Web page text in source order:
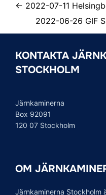
← 2022-07-11
2022-06-26 GIF
KONTAKTA
STOCKHOLM
Järnkaminerna
Box 92091
120 07 Stockholm
OM
Järnkaminerna Stockholm